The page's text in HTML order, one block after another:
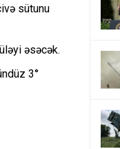
sütunu
əsəcək.
3°